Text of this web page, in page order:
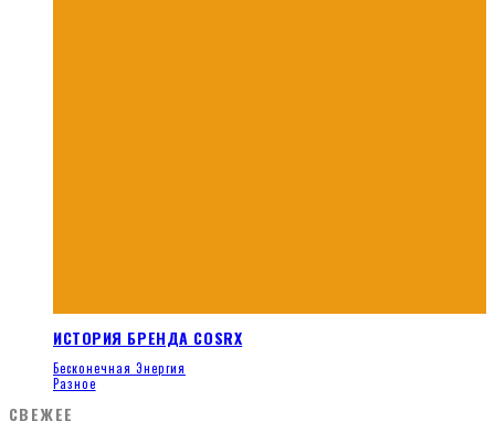
ИСТОРИЯ БРЕНДА COSRX
Бесконечная Энергия
Разное
СВЕЖЕЕ